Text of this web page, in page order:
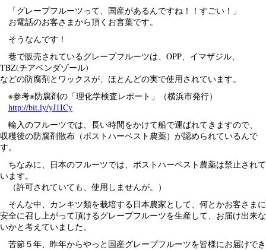
「グレープフルーツって、国産があるんですね！！すごい！」
お電話のお客さまから頂くお言葉です。
そうなんです！
巷で販売されているグレープフルーツは、OPP、イマザジル、
TBZ(チアベンダゾール)
などの防腐剤とワックスが、ほとんどの実で使用されています。
※参考※防腐剤の「理化学検査レポート」（横浜市発行）
http://bit.ly/yJ1ICy
輸入のフルーツでは、長い時間をかけて船で運ばれてきますので、
収穫後の防腐剤散布（ポストハーベスト農薬）が認められているんで
す。
ちなみに、日本のフルーツでは、ポストハーベスト農薬は禁止されて
います。
（許可されていても、使用しませんが。）
そんな中、カンキツ類を栽培する日本農家として、何とかお客さまに
安全に召し上がって頂けるグレープフルーツを生産して、お届け出来な
いかと考えていました。
苦節５年、昨年からやっと国産グレープフルーツを皆様にお届けでき